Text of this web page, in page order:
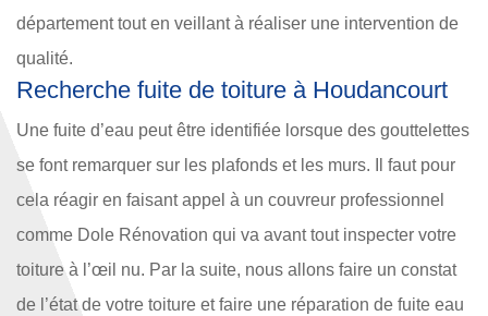
département tout en veillant à réaliser une intervention de
qualité.
Recherche fuite de toiture à Houdancourt
Une fuite d’eau peut être identifiée lorsque des gouttelettes
se font remarquer sur les plafonds et les murs. Il faut pour
cela réagir en faisant appel à un couvreur professionnel
comme Dole Rénovation qui va avant tout inspecter votre
toiture à l’œil nu. Par la suite, nous allons faire un constat
de l’état de votre toiture et faire une réparation de fuite eau